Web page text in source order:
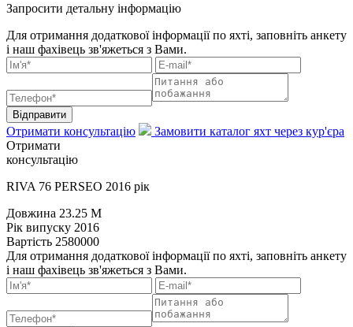
Запросити детальну інформацію
Для отримання додаткової інформації по яхті, заповніть анкету
і наш фахівець зв'яжеться з Вами.
Відправити
Отримати консультацію
Замовити каталог яхт через кур'єра
Отримати
консультацію
RIVA 76 PERSEO 2016 рік
Довжина 23.25 M
Рік випуску 2016
Вартість 2580000
Для отримання додаткової інформації по яхті, заповніть анкету
і наш фахівець зв'яжеться з Вами.